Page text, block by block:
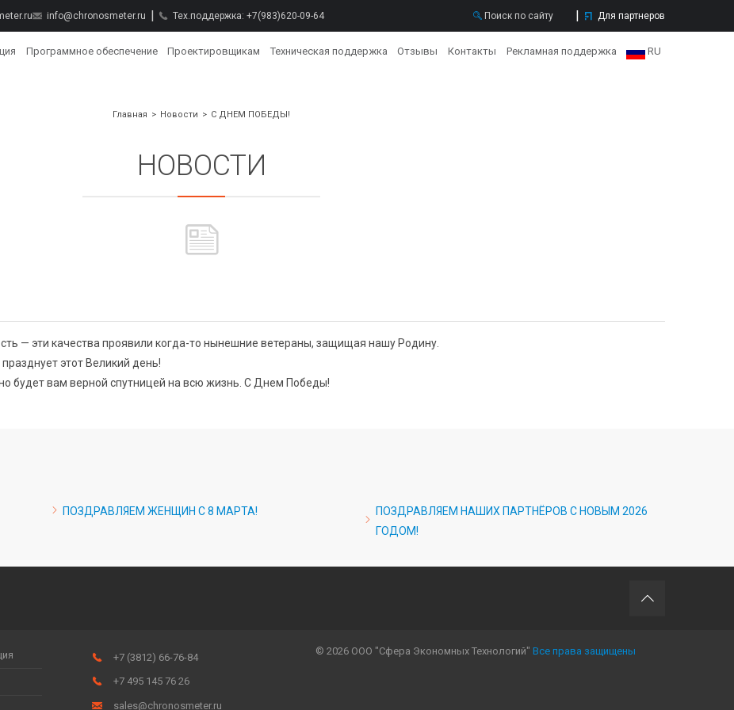
info@chronosmeter.ru Тех.поддержка:+7(983)620-09-64 Для партнеров
Программное обеспечение Проектировщикам Техническая поддержка Отзывы Контакты Рекламная поддержка RU
Главная Новости С ДНЕМ ПОБЕДЫ!
НОВОСТИ
— эти качества проявили когда-то нынешние ветераны, защищая нашу Родину.
этот Великий день!
будет вам верной спутницей на всю жизнь. С Днем Победы!
ПОЗДРАВЛЯЕМ ЖЕНЩИН С 8 МАРТА!
ПОЗДРАВЛЯЕМ НАШИХ ПАРТНЁРОВ С НОВЫМ 2026
ГОДОМ!
+7 (3812) 66-76-84
+7 495 145 76 26
sales@chronosmeter.ru
© 2026 ООО "Сфера Экономных Технологий" Все права защищены